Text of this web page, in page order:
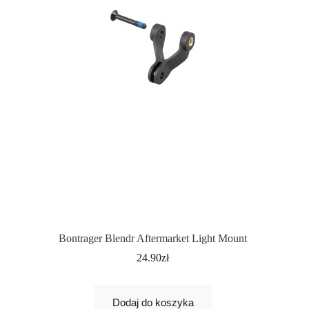
Bontrager Blendr Aftermarket Light Mount
24.90zł
Dodaj do koszyka